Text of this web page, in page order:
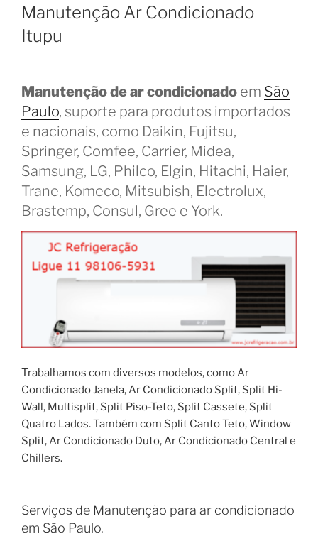
Manutenção Ar Condicionado
Itupu
Manutenção de ar condicionado em São
Paulo, suporte para produtos importados
e nacionais, como Daikin, Fujitsu,
Springer, Comfee, Carrier, Midea,
Samsung, LG, Philco, Elgin, Hitachi, Haier,
Trane, Komeco, Mitsubish, Electrolux,
Brastemp, Consul, Gree e York.
Trabalhamos com diversos modelos, como Ar
Condicionado Janela, Ar Condicionado Split, Split Hi-
Wall, Multisplit, Split Piso-Teto, Split Cassete, Split
Quatro Lados. Também com Split Canto Teto, Window
Split, Ar Condicionado Duto, Ar Condicionado Central e
Chillers.
Serviços de Manutenção para ar condicionado
em São Paulo.